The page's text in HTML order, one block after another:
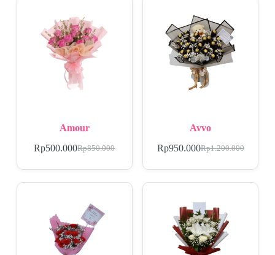
Amour
Rp850.000
Rp500.000
Avvo
Rp1.200.000
Rp950.000